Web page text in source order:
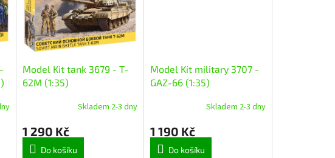
Model Kit tank 3679 - T-
62M (1:35)
Skladem 2-3 dny
1 290 Kč
Do košíku
Model Kit military 3707 -
GAZ-66 (1:35)
Skladem 2-3 dny
1 190 Kč
Do košíku